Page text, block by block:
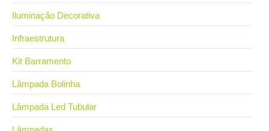
Iluminação Decorativa
Infraestrutura
Kit Barramento
Lâmpada Bolinha
Lâmpada Led Tubular